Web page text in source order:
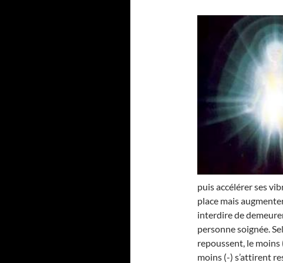
puis accélérer ses
place mais
interdire de
personne soignée.
repoussent, le moins
moins (-) s’attirent